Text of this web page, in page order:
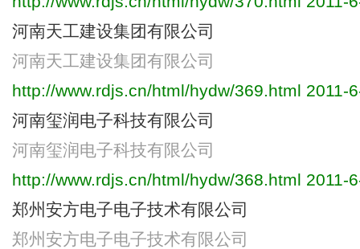
河南天工建设集团有限公司
河南天工建设集团有限公司
http://www.rdjs.cn/html/hydw/369.html 2011-
河南玺润电子科技有限公司
河南玺润电子科技有限公司
http://www.rdjs.cn/html/hydw/368.html 2011-
郑州安方电子电子技术有限公司
郑州安方电子电子技术有限公司